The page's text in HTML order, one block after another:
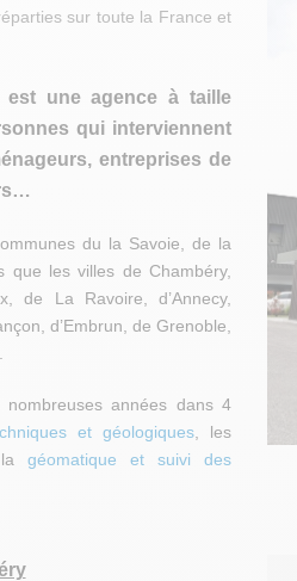
sur toute la France et
est une agence à taille
qui interviennent
entreprises de
du la Savoie, de la
que les villes de Chambéry,
de La Ravoire, d’Annecy,
d’Embrun, de Grenoble,
nombreuses années dans 4
et géologiques , les
géomatique et suivi des